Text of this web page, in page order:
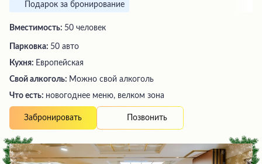
Подарок за бронирование
Вместимость: 50 человек
Парковка: 50 авто
Кухня: Европейская
Свой алкоголь: Можно свой алкоголь
Что есть: новогоднее меню, велком зона
Забронировать Позвонить